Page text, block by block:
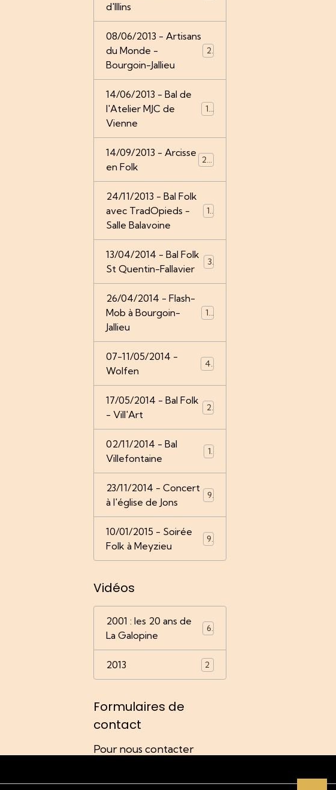
d'Illins
08/06/2013 - Artisans
du Monde -
Bourgoin-Jallieu
21
14/06/2013 - Bal de
l'Atelier MJC de
Vienne
14
14/09/2013 - Arcisse
en Folk
24
24/11/2013 - Bal Folk
avec TradOpieds -
Salle Balavoine
12
13/04/2014 - Bal Folk
St Quentin-Fallavier
3
26/04/2014 - Flash-
Mob à Bourgoin-
Jallieu
14
07-11/05/2014 -
Wolfen
4
17/05/2014 - Bal Folk
- Vill'Art
2
02/11/2014 - Bal
Villefontaine
1
23/11/2014 - Concert
à l'église de Jons
9
10/01/2015 - Soirée
Folk à Meyzieu
9
Vidéos
2001 : les 20 ans de
La Galopine
6
2013 2
Formulaires de
contact
Pour nous contacter